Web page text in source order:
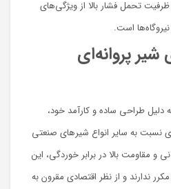
تحمل فشار بالا از ویژگی‌های
است.
پروانه‌ای
دلیل طراحی ساده و کارآمد خود،
نسبت به سایر انواع شیرهای صنعتی
و مقاومت بالا در برابر خوردگی، این
ندارند و از نظر اقتصادی مقرون به